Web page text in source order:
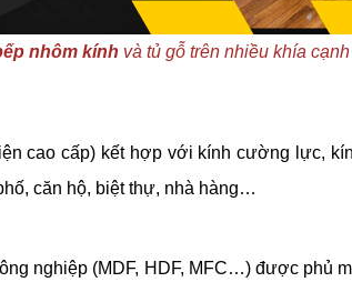
nhôm kính và tủ gỗ trên nhiều khía cạnh
cao cấp) kết hợp với kính cường lực,
căn hộ, biệt thự, nhà hàng…
nghiệp (MDF, HDF, MFC…) được phủ